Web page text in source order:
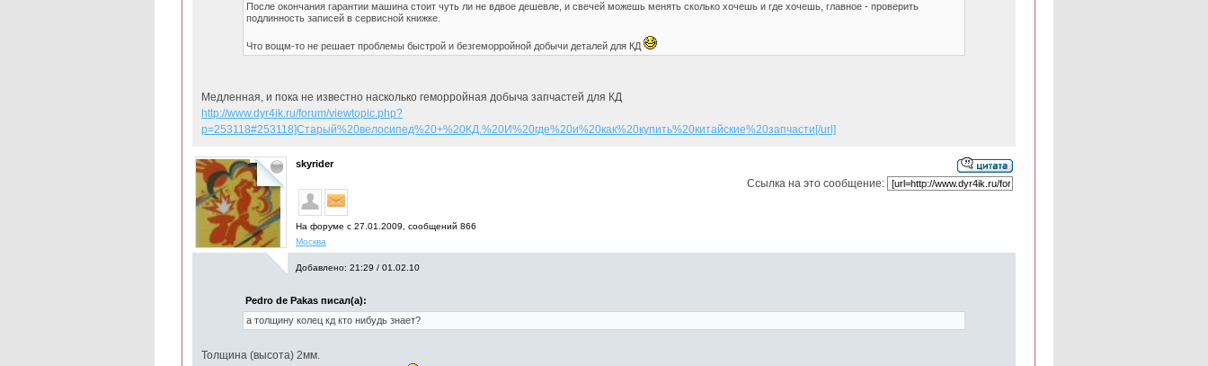
После окончания гарантии машина стоит чуть ли не вдвое дешевле, и свечей можешь менять сколько хочешь и где хочешь, главное - проверить
подлинность записей в сервисной книжке.
Что вощм-то не решает проблемы быстрой и безгеморройной добычи деталей для КД
Медленная, и пока не известно насколько геморройная добыча запчастей для КД
http://www.dyr4ik.ru/forum/viewtopic.php?
p=253118#253118]Старый%20велосипед%20+%20КД.%20И%20где%20и%20как%20купить%20китайские%20запчасти[/url]
skyrider
На форуме с 27.01.2009, cообщений 866
Москва
Ссылка на это сообщение:
Добавлено: 21:29 / 01.02.10
Pedro de Pakas писал(а):
а толщину колец кд кто нибудь знает?
Толщина (высота) 2мм.